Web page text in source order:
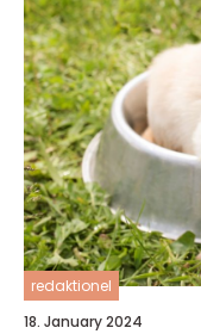
redaktionel
18. January 2024